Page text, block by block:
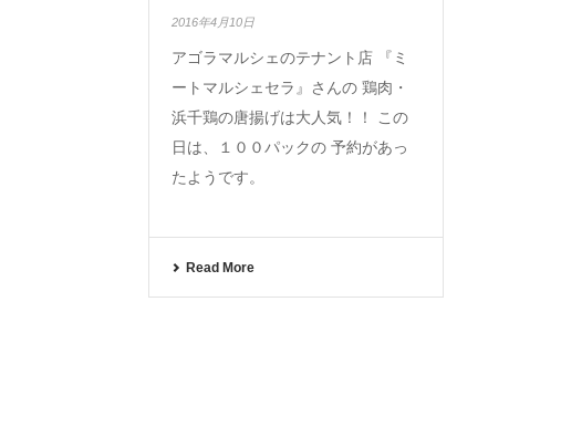
2016年4月10日
アゴラマルシェのテナント店 『ミ
ートマルシェセラ』さんの 鶏肉・
浜千鶏の唐揚げは大人気！！ この
日は、１００パックの 予約があっ
たようです。
Read More